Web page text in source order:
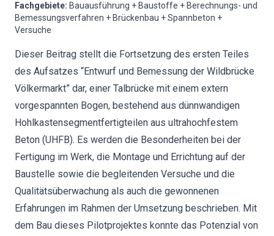
Fachgebiete: Bauausführung + Baustoffe + Berechnungs- und
Bemessungsverfahren + Brückenbau + Spannbeton +
Versuche
Dieser Beitrag stellt die Fortsetzung des ersten Teiles
des Aufsatzes “Entwurf und Bemessung der Wildbrücke
Völkermarkt” dar, einer Talbrücke mit einem extern
vorgespannten Bogen, bestehend aus dünnwandigen
Hohlkastensegmentfertigteilen aus ultrahochfestem
Beton (UHFB). Es werden die Besonderheiten bei der
Fertigung im Werk, die Montage und Errichtung auf der
Baustelle sowie die begleitenden Versuche und die
Qualitätsüberwachung als auch die gewonnenen
Erfahrungen im Rahmen der Umsetzung beschrieben. Mit
dem Bau dieses Pilotprojektes konnte das Potenzial von